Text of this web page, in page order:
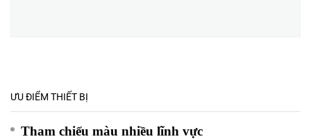
ƯU ĐIỂM THIẾT BỊ
Tham chiếu màu nhiều lĩnh vực